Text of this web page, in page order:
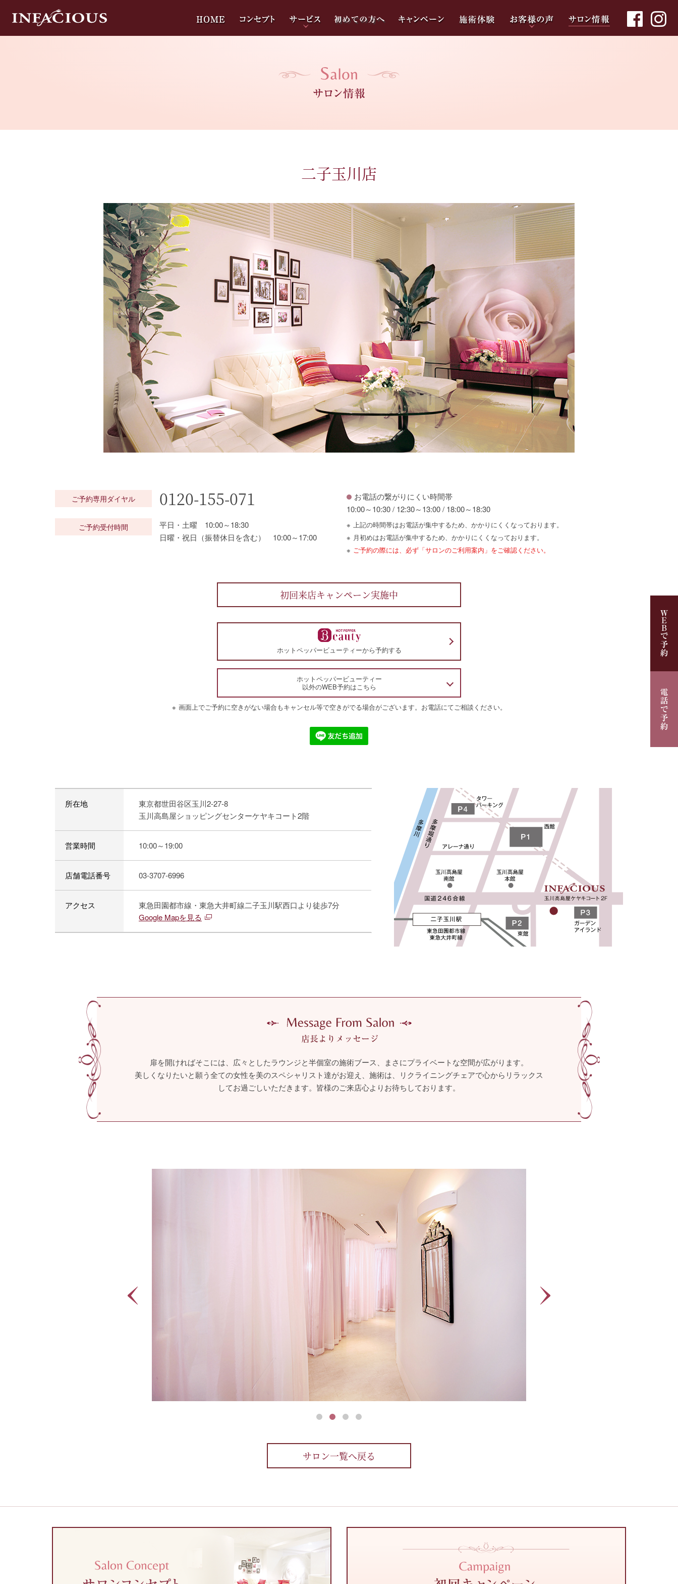
二子玉川店
ご予約専用ダイヤル 0120-155-071
ご予約受付時間
平日・土曜 10:00～18:30
日曜・祝日（振替休日を含む） 10:00～17:00
お電話の繋がりにくい時間帯
10:00～10:30 / 12:30～13:00 / 18:00～18:30
上記の時間帯はお電話が集中するため、かかりにくくなっております。
月初めはお電話が集中するため、かかりにくくなっております。
ご予約の際には、必ず 「サロンのご利用案内」 をご確認ください。
初回来店キャンペーン実施中
ホットペッパービューティーから予約する
ホットペッパービューティー
以外のWEB予約はこちら
画面上でご予約に空きがない場合もキャンセル等で空きがでる場合がございます。お電話にてご相談ください。
所在地
東京都世田谷区玉川2-27-8
玉川高島屋ショッピングセンターケヤキコート2階
営業時間 10:00～19:00
店舗電話番号 03-3707-6996
アクセス
東急田園都市線・東急大井町線二子玉川駅西口より徒歩7分
Google Mapを見る
扉を開ければそこには、広々としたラウンジと半個室の施術ブース、まさにプライベートな空間が広がります。
美しくなりたいと願う全ての女性を美のスペシャリスト達がお迎え、施術は、リクライニングチェアで心からリラックス
してお過ごしいただきます。皆様のご来店心よりお待ちしております。
サロン一覧へ戻る